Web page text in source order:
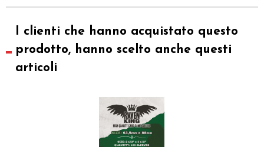
I clienti che hanno acquistato questo
prodotto, hanno scelto anche questi
articoli